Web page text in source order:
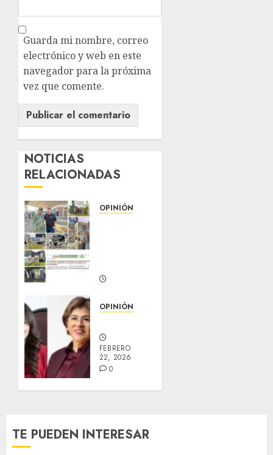
Guarda mi nombre, correo
electrónico y web en este
navegador para la próxima
vez que comente.
NOTICIAS
RELACIONADAS
OPINIÓN
0
OPINIÓN
FEBRERO
22, 2026
0
TE PUEDEN INTERESAR